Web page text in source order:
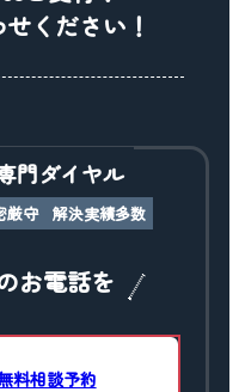
ください！
門ダイヤル
厳守 解決実績多数
お電話を
料相談予約